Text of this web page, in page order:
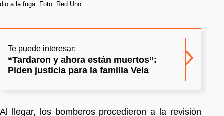
dio a la fuga. Foto: Red Uno
Te puede interesar:
“Tardaron y ahora están muertos”:
Piden justicia para la familia Vela
Al llegar, los bomberos procedieron a la revisión